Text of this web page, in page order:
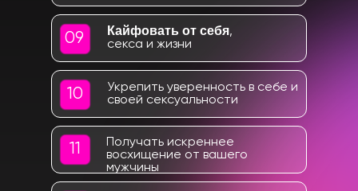
Кайфовать от себя,
секса и жизни
Получать искреннее
восхищение от вашего
мужчины
Укрепить уверенность в себе и
своей сексуальности
09
10
11